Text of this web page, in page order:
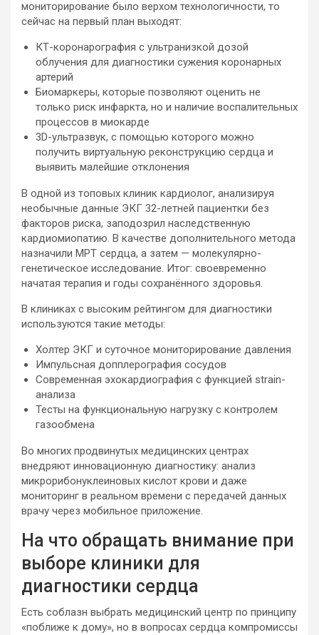
мониторирование было верхом технологичности, то
сейчас на первый план выходят:
КТ-коронарография с ультранизкой дозой
облучения для диагностики сужения коронарных
артерий
Биомаркеры, которые позволяют оценить не
только риск инфаркта, но и наличие воспалительных
процессов в миокарде
3D-ультразвук, с помощью которого можно
получить виртуальную реконструкцию сердца и
выявить малейшие отклонения
В одной из топовых клиник кардиолог, анализируя
необычные данные ЭКГ 32-летней пациентки без
факторов риска, заподозрил наследственную
кардиомиопатию. В качестве дополнительного метода
назначили МРТ сердца, а затем — молекулярно-
генетическое исследование. Итог: своевременно
начатая терапия и годы сохранённого здоровья.
В клиниках с высоким рейтингом для диагностики
используются такие методы:
Холтер ЭКГ и суточное мониторирование давления
Импульсная допплерография сосудов
Современная эхокардиография с функцией strain-
анализа
Тесты на функциональную нагрузку с контролем
газообмена
Во многих продвинутых медицинских центрах
внедряют инновационную диагностику: анализ
микрорибонуклеиновых кислот крови и даже
мониторинг в реальном времени с передачей данных
врачу через мобильное приложение.
На что обращать внимание при
выборе клиники для
диагностики сердца
Есть соблазн выбрать медицинский центр по принципу
«поближе к дому», но в вопросах сердца компромиссы